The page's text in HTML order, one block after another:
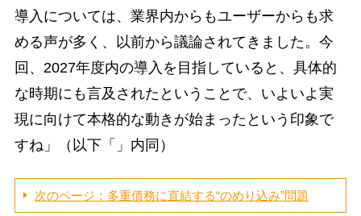
導入については、業界内からもユーザーからも求
める声が多く、以前から議論されてきました。今
回、2027年度内の導入を目指していると、具体的
な時期にも言及されたということで、いよいよ実
現に向けて本格的な動きが始まったという印象で
すね」（以下「」内同）
次のページ：多重債務に直結する“のめり込み”問題